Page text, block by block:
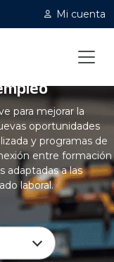
Mi cuenta
para mejorar la
oportunidades
y programas de
entre formación
adaptadas a las
laboral.